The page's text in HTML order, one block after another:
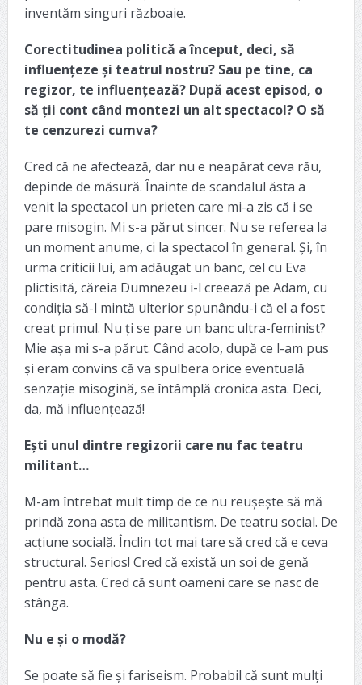
inventăm singuri războaie.
Corectitudinea politică a început, deci, să
influențeze și teatrul nostru? Sau pe tine, ca
regizor, te influențează? După acest episod, o
să ții cont când montezi un alt spectacol? O să
te cenzurezi cumva?
Cred că ne afectează, dar nu e neapărat ceva rău,
depinde de măsură. Înainte de scandalul ăsta a
venit la spectacol un prieten care mi-a zis că i se
pare misogin. Mi s-a părut sincer. Nu se referea la
un moment anume, ci la spectacol în general. Și, în
urma criticii lui, am adăugat un banc, cel cu Eva
plictisită, căreia Dumnezeu i-l creează pe Adam, cu
condiția să-l mintă ulterior spunându-i că el a fost
creat primul. Nu ți se pare un banc ultra-feminist?
Mie așa mi s-a părut. Când acolo, după ce l-am pus
și eram convins că va spulbera orice eventuală
senzație misogină, se întâmplă cronica asta. Deci,
da, mă influențează!
Ești unul dintre regizorii care nu fac teatru
militant…
M-am întrebat mult timp de ce nu reușește să mă
prindă zona asta de militantism. De teatru social. De
acțiune socială. Înclin tot mai tare să cred că e ceva
structural. Serios! Cred că există un soi de genă
pentru asta. Cred că sunt oameni care se nasc de
stânga.
Nu e și o modă?
Se poate să fie și fariseism. Probabil că sunt mulți